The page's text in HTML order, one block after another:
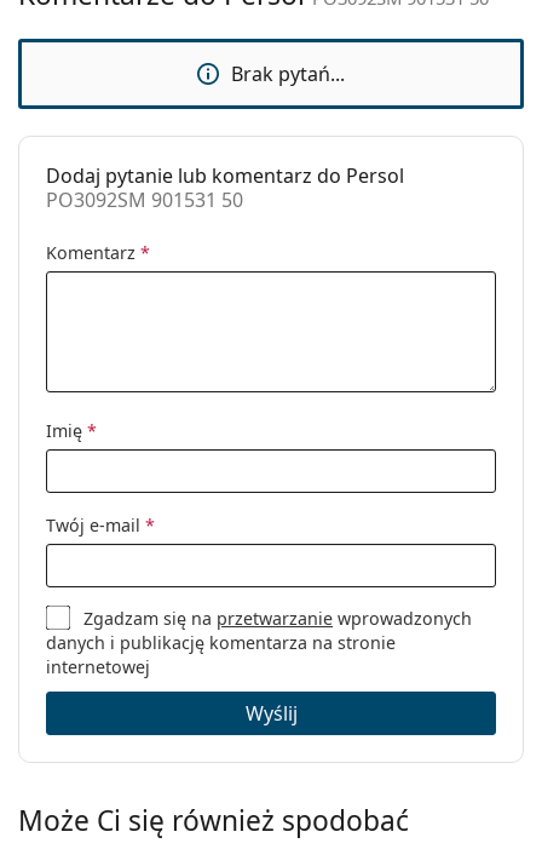
PO3092SM 901531 50
Możliwość
wykonania
korekcyjnych:
Nie
Brak pytań...
Dodaj pytanie lub komentarz do Persol
PO3092SM 901531 50
Komentarz *
Imię *
Twój e-mail *
Zgadzam się na przetwarzanie wprowadzonych
danych i publikację komentarza na stronie
internetowej
Wyślij
Może Ci się również spodobać